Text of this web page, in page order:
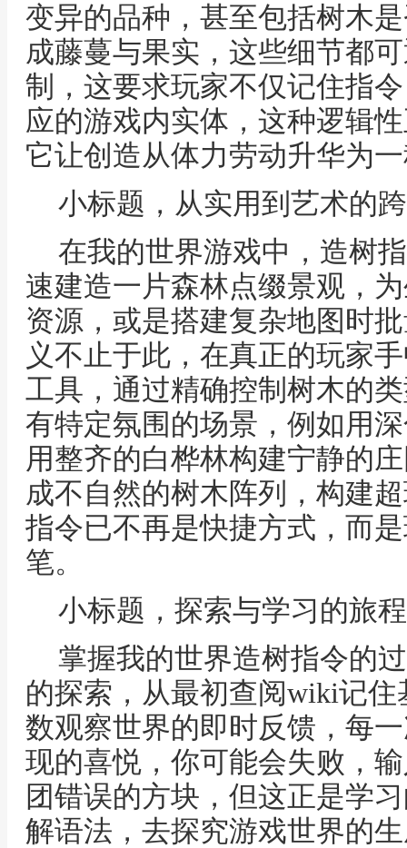
变异的品种，甚至包括树木
成藤蔓与果实，这些细节都
制，这要求玩家不仅记住指
应的游戏内实体，这种逻辑
它让创造从体力劳动升华为
小标题，从实用到艺术的
在我的世界游戏中，造树
速建造一片森林点缀景观，
资源，或是搭建复杂地图时
义不止于此，在真正的玩家
工具，通过精确控制树木的
有特定氛围的场景，例如用
用整齐的白桦林构建宁静的
成不自然的树木阵列，构建
指令已不再是快捷方式，而
笔。
小标题，探索与学习的旅程
掌握我的世界造树指令的
的探索，从最初查阅wiki记
数观察世界的即时反馈，每
现的喜悦，你可能会失败，
团错误的方块，但这正是学
解语法，去探究游戏世界的